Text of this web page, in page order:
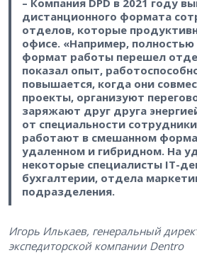
дистанционного формата
отделов, которые
офисе. «Например,
формат работы перешел
показал опыт,
повышается, когда они
проекты, организуют
заряжают друг друга
от специальности
работают в смешанном
удаленном и гибридном. На
некоторые специалисты IT-
бухгалтерии, отдела
подразделения.
Игорь Илькаев, генеральный
экспедиторской компании Dentro